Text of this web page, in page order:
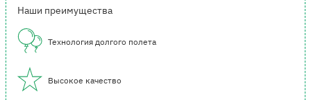
Наши преимущества
Технология долгого полета
Высокое качество